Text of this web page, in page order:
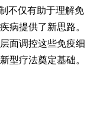
不仅有助于理解免
病提供了新思路。
面调控这些免疫细
型疗法奠定基础。